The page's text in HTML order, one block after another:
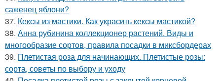
саженец яблони?
37. Кексы из мастики. Как украсить кексы мастикой?
38. Анна рубинина коллекционер растений. Виды и
многообразие сортов, правила посадки в миксбордерах
39. Плетистая роза для начинающих. Плетистые розы:
сорта, советы по выбору и уходу